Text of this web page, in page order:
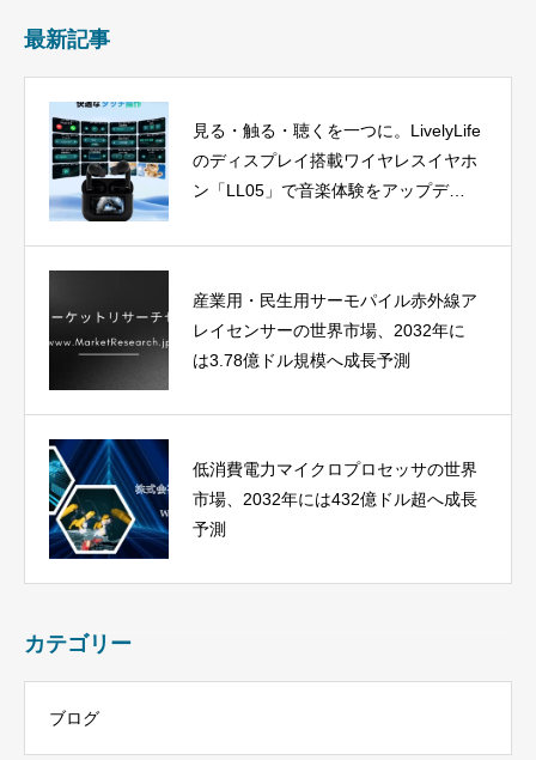
最新記事
見る・触る・聴くを一つに。LivelyLife
のディスプレイ搭載ワイヤレスイヤホ
ン「LL05」で音楽体験をアップデー
産業用・民生用サーモパイル赤外線ア
レイセンサーの世界市場、2032年に
は3.78億ドル規模へ成長予測
低消費電力マイクロプロセッサの世界
市場、2032年には432億ドル超へ成長
予測
カテゴリー
ブログ